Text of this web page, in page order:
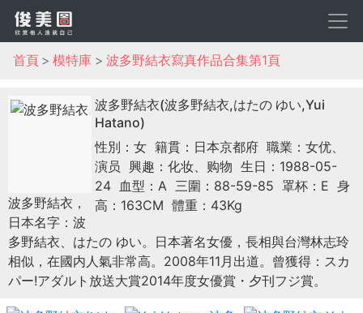
首頁 模特庫 波多野結衣寫真作品合集第1頁
波多野結衣(波多野結衣,はたの ゆい,Yui
Hatano)
性別：女 籍貫：日本京都府 職業：女优、
演员 興趣：化妆、购物 生日：1988-05-
24 血型：A 三圍：88-59-85 罩杯：E 身
高：163CM 體重：43Kg
波多野結衣，
日本名字：波
多野結衣、はたの ゆい。日本著名女優，長相與台灣林志玲
相似，在國内人氣非常高。2008年11月出道。曾獲得：スカ
パー!アダルト放送大賞2014年度女優賞・夕刊フジ賞。